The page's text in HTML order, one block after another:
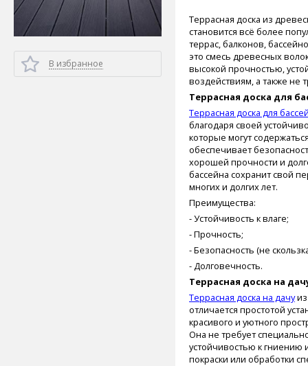
В избранное
Террасная доска из
становится всё более
террас, балконов,
это смесь древесных
высокой прочностью,
воздействиям, а также не
Террасная доска для
Террасная доска для
благодаря своей
которые могут
обеспечивает
хорошей прочности и
бассейна сохранит свой
многих и долгих лет.
Преимущества:
- Устойчивость к влаге;
- Прочность;
- Безопасность (не
- Долговечность.
Террасная доска на
Террасная доска на дачуиз
отличается простотой
красивого и уютного
Она не требует
устойчивостью к гниению
покраски или обработки